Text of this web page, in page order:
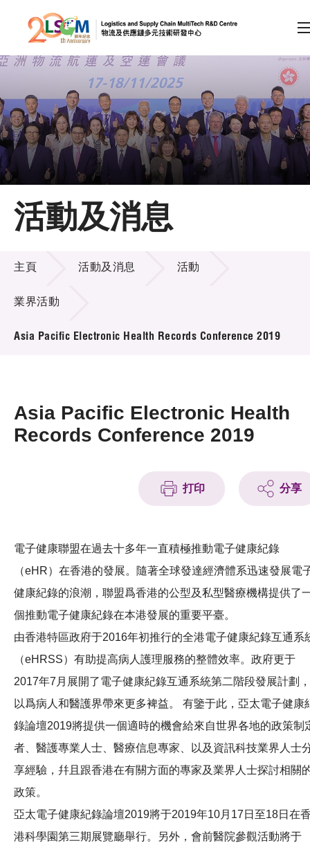
跳到內容（按回車鍵）
會員登入
A A EN 繁 简
主頁
關於LSCM
技術商品化
項目及資助計劃
新聞中心
活動及消息
活動及消息
主頁 活動及消息 活動
業界活動
Asia Pacific Electronic Health Records Conference 2019
Asia Pacific Electronic Health
Records Conference 2019
打印 分享
電子健康聯盟在過去十多年一直積極推動電子健康紀錄
（eHR）在香港的發展。隨著全球發達經濟體系迅速發展電
健康紀錄的浪潮，聯盟爲香港的公型及私型醫療機構提供了
個推動電子健康紀錄在本港發展的重要平臺。
由香港特區政府于2016年初推行的全港電子健康紀錄互通系
（eHRSS）有助提高病人護理服務的整體效率。政府更于
2017年7月展開了電子健康紀錄互通系統第二階段發展計劃，
以爲病人和醫護界帶來更多裨益。 有鑒于此，亞太電子健康
錄論壇2019將提供一個適時的機會給來自世界各地的政策制
者、醫護專業人士、醫療信息專家、以及資訊科技業界人士
享經驗，幷且跟香港在有關方面的專家及業界人士探討相關
政策。
亞太電子健康紀錄論壇2019將于2019年10月17日至18日在
港科學園第三期展覽廳舉行。另外，會前醫院參觀活動將于